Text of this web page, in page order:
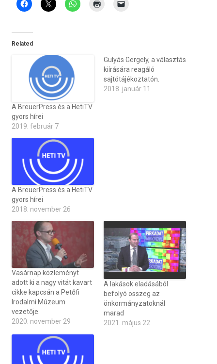
Related
A BreuerPress és a HetiTV
gyors hírei
2019. február 7
Gulyás Gergely, a választás
kiírására reagáló
sajtótájékoztatón.
2018. január 11
A BreuerPress és a HetiTV
gyors hírei
2018. november 26
Vasárnap közleményt
adott ki a nagy vitát kavart
cikke kapcsán a Petőfi
Irodalmi Múzeum
vezetője.
2020. november 29
A lakások eladásából
befolyó összeg az
önkormányzatoknál
marad
2021. május 22